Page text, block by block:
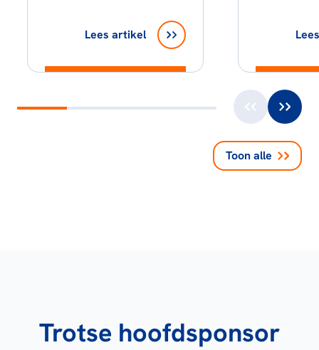
Lees artikel
Toon alle
Trotse hoofdsponsor